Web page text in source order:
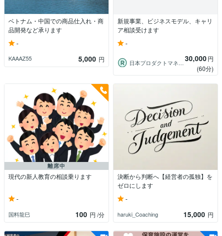
ベトナム・中国での商品仕入れ・商
品開発など承ります
-
KAAAZ55 5,000 円
新規事業、ビジネスモデル、キャリ
ア相談受けます
-
日本プロダクトマネージメント合同会社 30,000円
(60分)
離席中
現代の新人教育の相談乗ります
-
国料龍巳 100 円 /分
決断から判断へ【経営者の孤独】を
ゼロにします
-
haruki_Coaching 15,000 円